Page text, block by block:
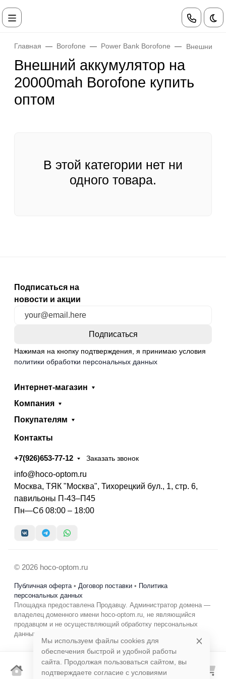
Главная Borofone Power Bank Borofone Внешний
Внешний аккумулятор на
20000mah Borofone купить
оптом
В этой категории нет ни
одного товара.
Подписаться на
новости и акции
Нажимая на кнопку подтверждения, я принимаю условия
политики обработки персональных данных
Интернет-магазин
Компания
Покупателям
Контакты
+7(926)653-77-12 Заказать звонок
info@hoco-optom.ru
Москва, ТЯК "Москва", Тихорецкий бул., 1, стр. 6,
павильоны П-43–П45
Пн—Сб 08:00 – 18:00
© 2026 hoco-optom.ru
Публичная оферта• Договор поставки • Политика
персональных данных
Площадка предоставлена Продавцу. Администратор домена —
владелец доменного имени hoco-optom.ru, не являющийся
продавцом и не осуществляющий обработку персональных
данных в коммерческих целях.
Мы используем файлы cookies для
обеспечения быстрой и удобной работы
сайта. Продолжая пользоваться сайтом, вы
подтверждаете согласие с условиями